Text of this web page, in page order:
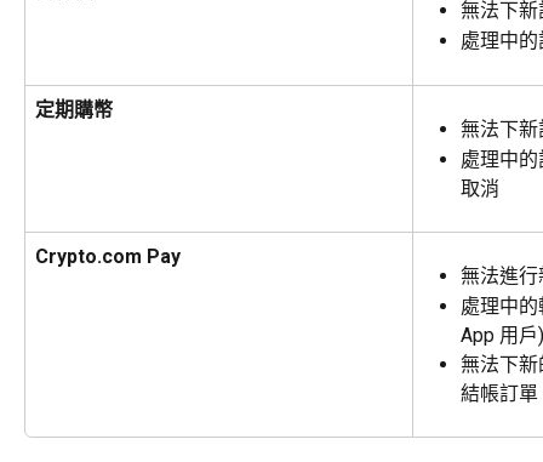
無法下新
處理中
定期購幣
無法下新
處理中
取消
Crypto.com Pay
無法進
處理中
App 用
無法下
結帳訂單